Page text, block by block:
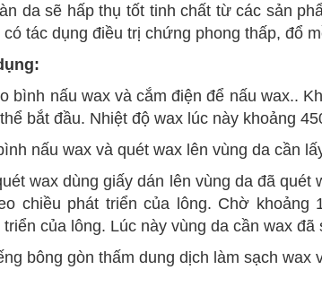
da sẽ hấp thụ tốt tinh chất từ các sản
có tác dụng điều trị chứng phong thấp, đổ
bình nấu wax và cắm điện để nấu wax..
bắt đầu. Nhiệt độ wax lúc này khoảng
nấu wax và quét wax lên vùng da cần
wax dùng giấy dán lên vùng da đã
chiều phát triển của lông. Chờ
của lông. Lúc này vùng da cần wax đã
bông gòn thấm dung dịch làm sạch wax